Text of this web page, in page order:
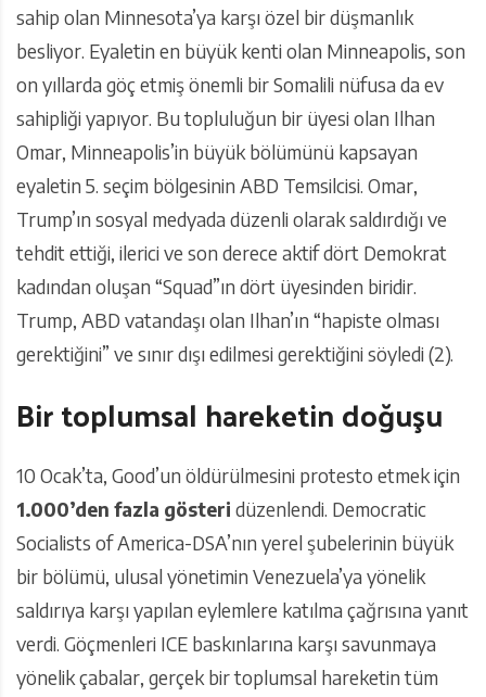
sahip olan Minnesota’ya karşı özel bir düşmanlık
besliyor. Eyaletin en büyük kenti olan Minneapolis, son
on yıllarda göç etmiş önemli bir Somalili nüfusa da ev
sahipliği yapıyor. Bu topluluğun bir üyesi olan Ilhan
Omar, Minneapolis’in büyük bölümünü kapsayan
eyaletin 5. seçim bölgesinin ABD Temsilcisi. Omar,
Trump’ın sosyal medyada düzenli olarak saldırdığı ve
tehdit ettiği, ilerici ve son derece aktif dört Demokrat
kadından oluşan “Squad”ın dört üyesinden biridir.
Trump, ABD vatandaşı olan Ilhan’ın “hapiste olması
gerektiğini” ve sınır dışı edilmesi gerektiğini söyledi (2).
Bir toplumsal hareketin doğuşu
10 Ocak’ta, Good’un öldürülmesini protesto etmek için
1.000’den fazla gösteri düzenlendi. Democratic
Socialists of America-DSA’nın yerel şubelerinin büyük
bir bölümü, ulusal yönetimin Venezuela’ya yönelik
saldırıya karşı yapılan eylemlere katılma çağrısına yanıt
verdi. Göçmenleri ICE baskınlarına karşı savunmaya
yönelik çabalar, gerçek bir toplumsal hareketin tüm